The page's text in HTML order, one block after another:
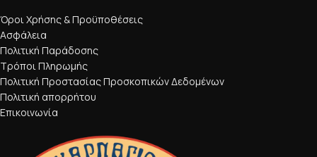
Όροι Χρήσης & Προϋποθέσεις
Ασφάλεια
Πολιτική Παράδοσης
Τρόποι Πληρωμής
Πολιτική Προστασίας Προσκοπικών Δεδομένων
Πολιτική απορρήτου
Επικοινωνία